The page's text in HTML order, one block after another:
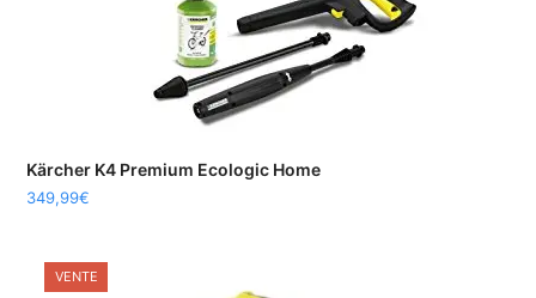
Kärcher K4 Premium Ecologic Home
349,99€
VENTE